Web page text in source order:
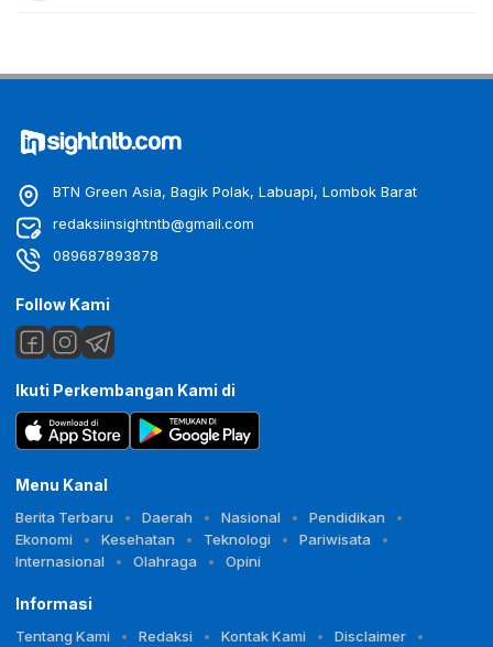
BTN Green Asia, Bagik Polak, Labuapi, Lombok Barat
redaksiinsightntb@gmail.com
089687893878
Follow Kami
Ikuti Perkembangan Kami di
Menu Kanal
Berita Terbaru Daerah Nasional
Pendidikan
Ekonomi
Kesehatan Teknologi
Pariwisata
Internasional
Olahraga Opini
Informasi
Tentang Kami Redaksi Kontak Kami Disclaimer